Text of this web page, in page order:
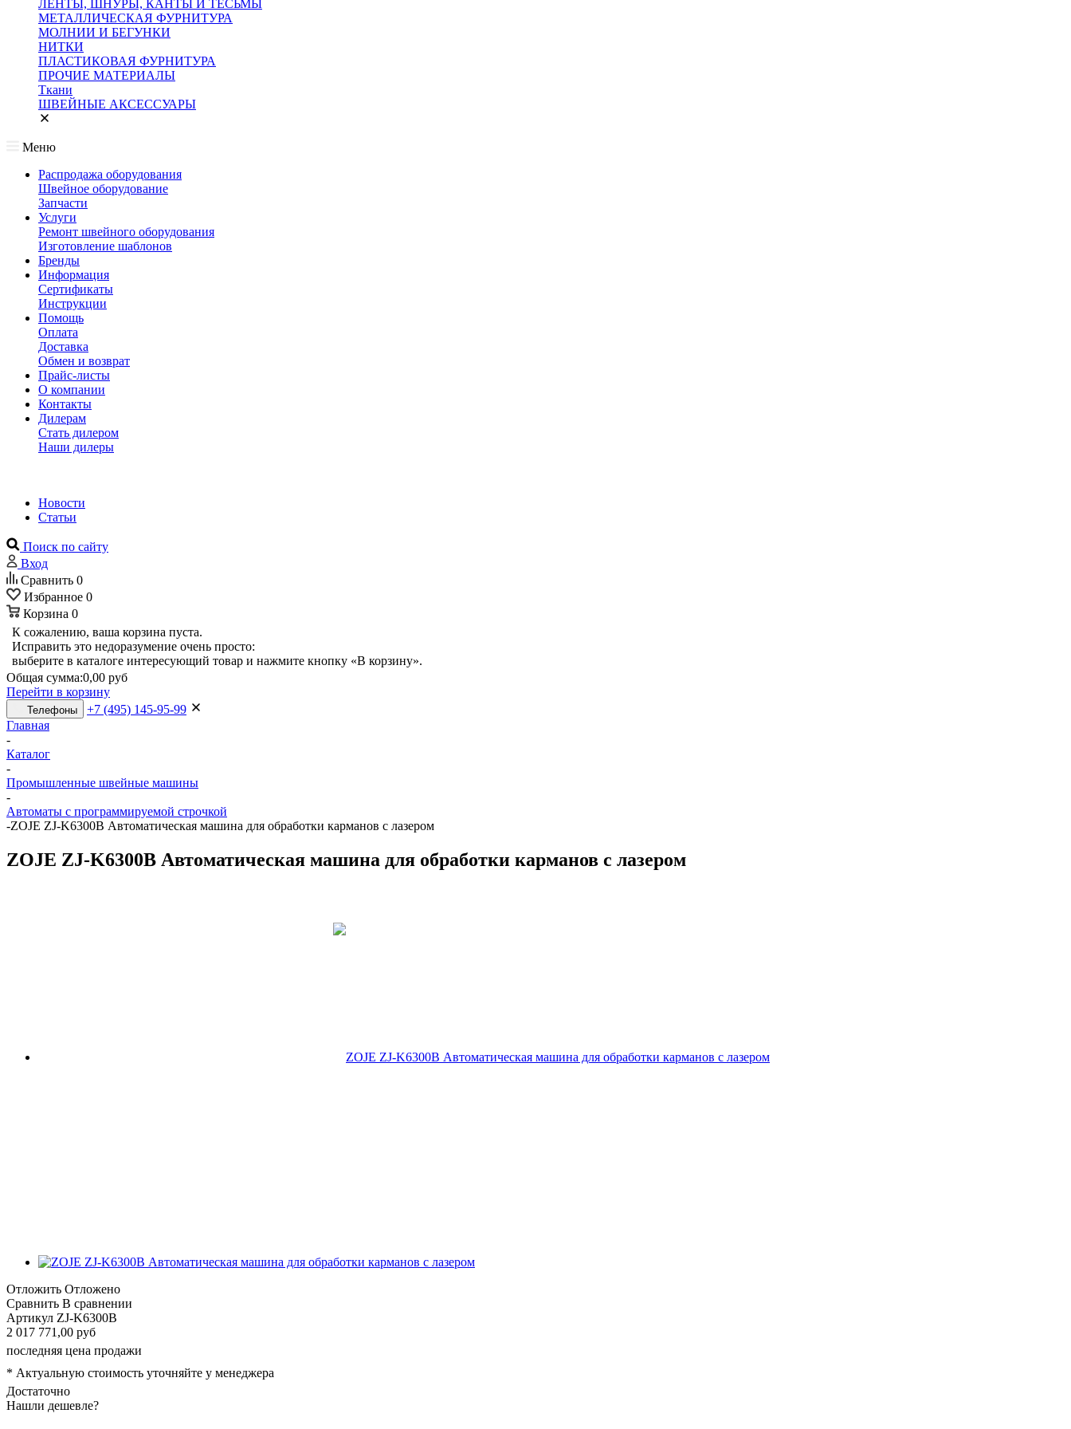
ЛЕНТЫ, ШНУРЫ, КАНТЫ И ТЕСЬМЫ
МЕТАЛЛИЧЕСКАЯ ФУРНИТУРА
МОЛНИИ И БЕГУНКИ
НИТКИ
ПЛАСТИКОВАЯ ФУРНИТУРА
ПРОЧИЕ МАТЕРИАЛЫ
Ткани
ШВЕЙНЫЕ АКСЕССУАРЫ
Меню
Распродажа оборудования
Швейное оборудование
Запчасти
Услуги
Ремонт швейного оборудования
Изготовление шаблонов
Бренды
Информация
Сертификаты
Инструкции
Помощь
Оплата
Доставка
Обмен и возврат
Прайс-листы
О компании
Контакты
Дилерам
Стать дилером
Наши дилеры
Новости
Статьи
Поиск по сайту
Вход
Сравнить 0
Избранное 0
Корзина 0
К сожалению, ваша корзина пуста.
Исправить это недоразумение очень просто:
выберите в каталоге интересующий товар и нажмите кнопку «В корзину».
Общая сумма:0,00 руб
Перейти в корзину
Телефоны
+7 (495) 145-95-99
Главная
-
Каталог
-
Промышленные швейные машины
-
Автоматы с программируемой строчкой
-ZOJE ZJ-K6300B Автоматическая машина для обработки карманов с лазером
ZOJE ZJ-K6300B Автоматическая машина для обработки карманов с лазером
Отложить Отложено
Сравнить В сравнении
Артикул ZJ-K6300B
2 017 771,00 руб
последняя цена продажи
* Актуальную стоимость уточняйте у менеджера
Достаточно
Нашли дешевле?